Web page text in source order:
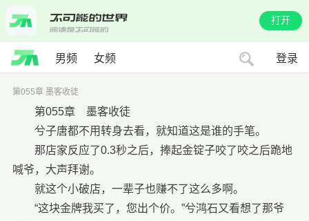
打开
男频 女频 登录
第055章 墨客收徒
第055章 墨客收徒
兮子唐都不用转身去看，就知道这是谁的手笔。
那店家反应了0.3秒之后，捧起金锭子咬了咬之后跪地
喊爷，大声拜谢。
就这个小破店，一辈子也赚不了这么多啊。
“这块金牌我买了，您出个价。”兮鸿石又看想了那爷